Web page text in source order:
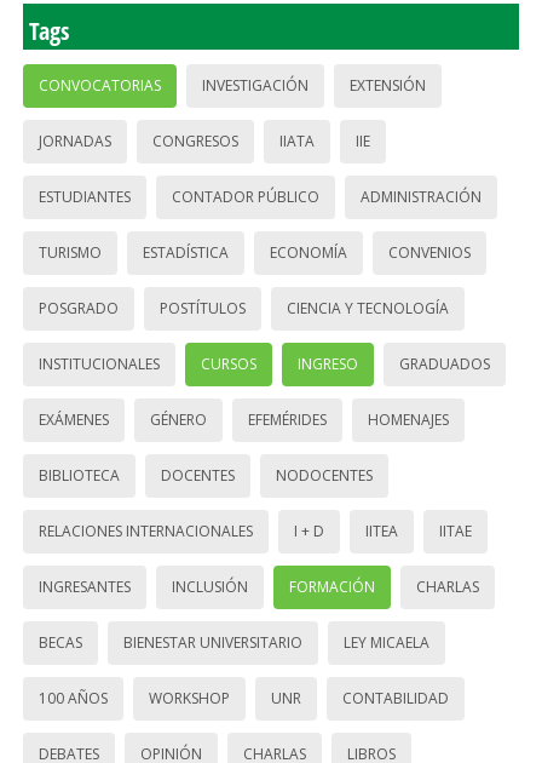
Tags
CONVOCATORIAS INVESTIGACIÓN EXTENSIÓN
JORNADAS CONGRESOS IIATA IIE
ESTUDIANTES CONTADOR PÚBLICO ADMINISTRACIÓN
TURISMO ESTADÍSTICA ECONOMÍA CONVENIOS
POSGRADO POSTÍTULOS CIENCIA Y TECNOLOGÍA
INSTITUCIONALES CURSOS INGRESO GRADUADOS
EXÁMENES GÉNERO EFEMÉRIDES HOMENAJES
BIBLIOTECA DOCENTES NODOCENTES
RELACIONES INTERNACIONALES I + D IITEA IITAE
INGRESANTES INCLUSIÓN FORMACIÓN CHARLAS
BECAS BIENESTAR UNIVERSITARIO LEY MICAELA
100 AÑOS WORKSHOP UNR CONTABILIDAD
DEBATES OPINIÓN CHARLAS LIBROS